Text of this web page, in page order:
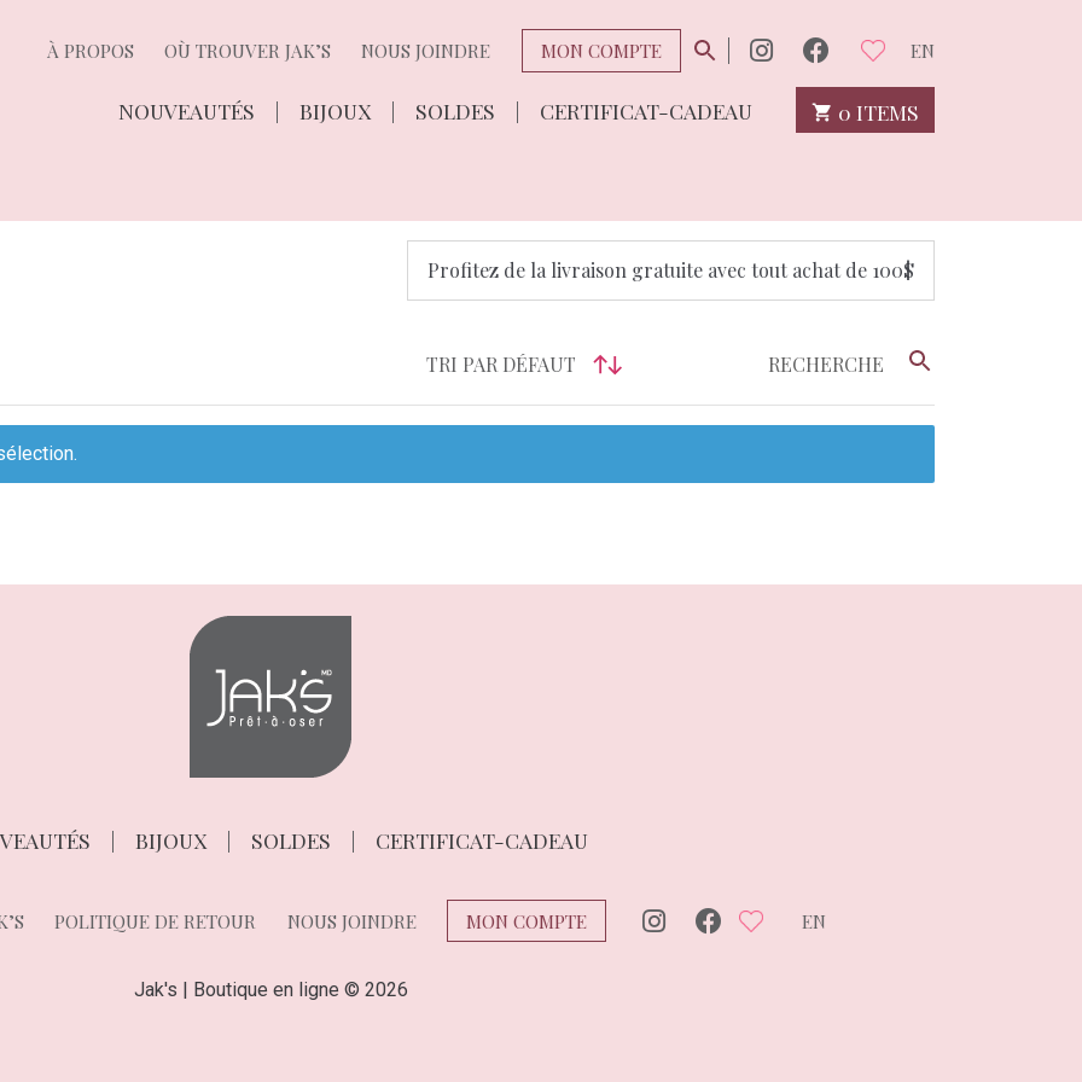
À PROPOS OÙ TROUVER JAK’S NOUS JOINDRE MON COMPTE EN
NOUVEAUTÉS BIJOUX SOLDES CERTIFICAT-CADEAU 0 ITEMS
Profitez de la livraison gratuite avec tout achat de 100$
BIJOUX SOLDES CERTIFICAT-CADEAU
POLITIQUE DE RETOUR NOUS JOINDRE MON COMPTE EN
Jak's | Boutique en ligne © 2026